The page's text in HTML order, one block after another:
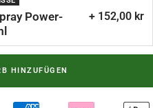
Power-
+ 152,00 kr
HINZUFÜGEN